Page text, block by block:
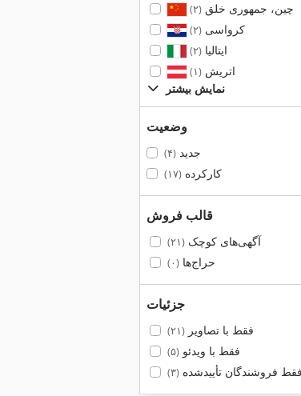
چین، جمهوری خلق(۲)
کرواسی(۲)
ایتالیا(۲)
اتریش(۱)
نمایش بیشتر
وضعیت
جدید(۴)
کارکرده(۱۷)
قالب فروش
آگهی‌های کوچک(۲۱)
حراج‌ها(۰)
جزئیات
فقط با تصاویر(۲۱)
فقط با ویدئو(۵)
فقط فروشندگان تأییدشده(۳)